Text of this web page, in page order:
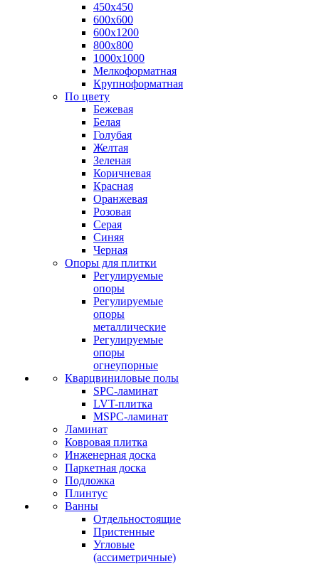
450х450
600х600
600х1200
800х800
1000х1000
Мелкоформатная
Крупноформатная
По цвету
Бежевая
Белая
Голубая
Желтая
Зеленая
Коричневая
Красная
Оранжевая
Розовая
Серая
Синяя
Черная
Опоры для плитки
Регулируемые
опоры
Регулируемые
опоры
металлические
Регулируемые
опоры
огнеупорные
Кварцвиниловые полы
SPC-ламинат
LVT-плитка
MSPC-ламинат
Ламинат
Ковровая плитка
Инженерная доска
Паркетная доска
Подложка
Плинтус
Ванны
Отдельностоящие
Пристенные
Угловые
(ассиметричные)